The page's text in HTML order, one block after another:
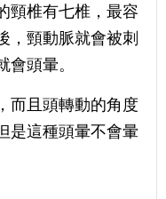
頸椎有七椎，最容
，頸動脈就會被刺
頭暈。
而且頭轉動的角度
是這種頭暈不會暈